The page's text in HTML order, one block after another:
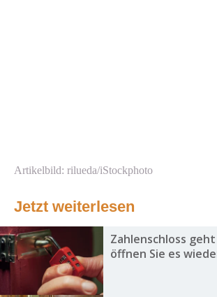
Artikelbild: rilueda/iStockphoto
Jetzt weiterlesen
Zahlenschloss
öffnen Sie es